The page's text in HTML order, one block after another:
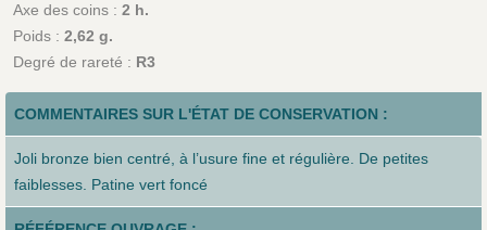
Axe des coins : 2 h.
Poids : 2,62 g.
Degré de rareté : R3
COMMENTAIRES SUR L'ÉTAT DE CONSERVATION :
Joli bronze bien centré, à l’usure fine et régulière. De petites
faiblesses. Patine vert foncé